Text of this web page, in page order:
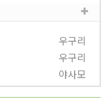
우구리
우구리
야사모